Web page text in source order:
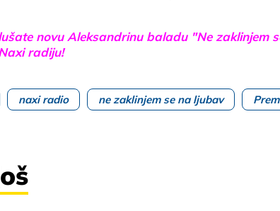
novu Aleksandrinu baladu "Ne zaklinjem
radiju!
naxi radio ne zaklinjem se na ljubav